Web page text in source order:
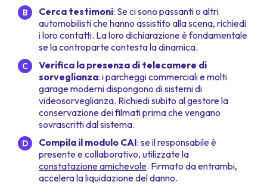
Cerca testimoni: Se ci sono passanti o altri
automobilisti che hanno assistito alla scena, richiedi
i loro contatti. La loro dichiarazione è fondamentale
se la controparte contesta la dinamica.
Verifica la presenza di telecamere di
sorveglianza: i parcheggi commerciali e molti
garage moderni dispongono di sistemi di
videosorveglianza. Richiedi subito al gestore la
conservazione dei filmati prima che vengano
sovrascritti dal sistema.
Compila il modulo CAI: se il responsabile è
presente e collaborativo, utilizzate la
constatazione amichevole. Firmato da entrambi,
accelera la liquidazione del danno.